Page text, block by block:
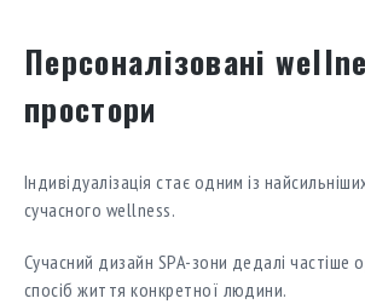
Персоналізовані
простори
Індивідуалізація стає одним із
сучасного wellness.
Сучасний дизайн SPA-зони дедалі частіше
спосіб життя конкретної людини.